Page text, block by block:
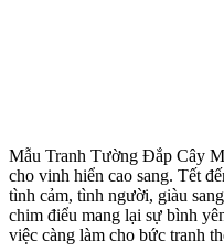
Mẫu Tranh Tường Đắp Cây
cho vinh hiển cao sang. Tết
tình cảm, tình người, giàu
chim điểu mang lại sự bình
việc càng làm cho bức tranh